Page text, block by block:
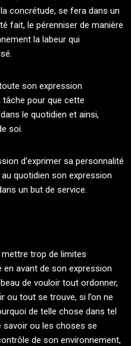
concrétude, se fera dans un
fait, le pérenniser de manière
la labeur qui
son expression
tâche pour que cette
le quotidien et ainsi,
soi.
d’exprimer sa personnalité
quotidien son expression
un but de service.
trop de limites
avant de son expression
de vouloir tout ordonner,
ou tout se trouve, si l’on ne
de telle chose dans tel
savoir ou les choses se
de son environnement,